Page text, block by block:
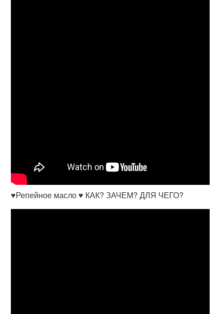
♥Репейное масло ♥ КАК? ЗАЧЕМ? ДЛЯ ЧЕГО?